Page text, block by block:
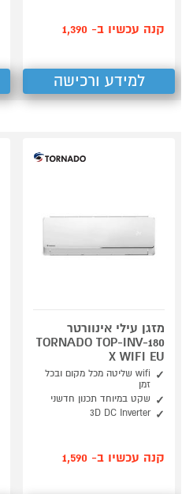
קנה עכשיו ב- 1,390
למידע ורכישה
מזגן עילי אינוורטר
TORNADO TOP-INV-180
X WIFI EU
wifi שליטה מכל מקום ובכל
זמן
שקט במיוחד תכנון חדשני
3D DC Inverter
קנה עכשיו ב- 1,590